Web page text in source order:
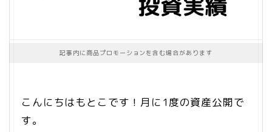
記事内に商品プロモーションを含む場合があります
こんにちはもとこです！月に1度の資産公開で
す。